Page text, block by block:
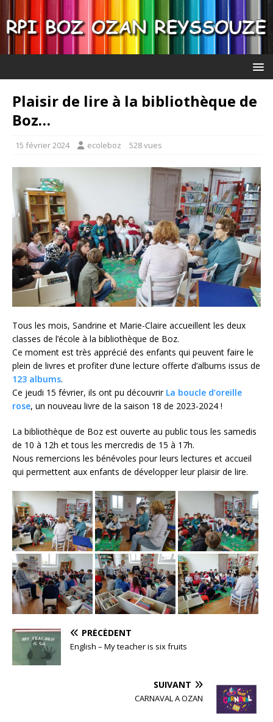
Plaisir de lire à la bibliothèque de
Boz…
15 février 2024 ecoleboz 528 vues
Tous les mois, Sandrine et Marie-Claire accueillent les deux
classes de l’école à la bibliothèque de Boz.
Ce moment est très apprécié des enfants qui peuvent faire le
plein de livres et profiter d’une lecture offerte d’albums issus de
123 albums.
Ce jeudi 15 février, ils ont pu découvrir La boucle d’oreille
rose, un nouveau livre de la saison 18 de 2023-2024 !
La bibliothèque de Boz est ouverte au public tous les samedis
de 10 à 12h et tous les mercredis de 15 à 17h.
Nous remercions les bénévoles pour leurs lectures et accueil
qui permettent aux enfants de développer leur plaisir de lire.
PRÉCÉDENT
English – My teacher is six fruits
SUIVANT
CARNAVAL A OZAN